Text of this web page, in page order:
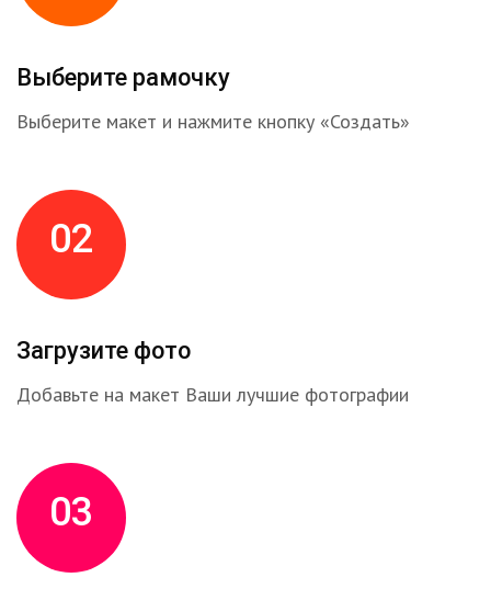
Выберите рамочку
Выберите макет и нажмите кнопку «Создать»
02
Загрузите фото
Добавьте на макет Ваши лучшие фотографии
03